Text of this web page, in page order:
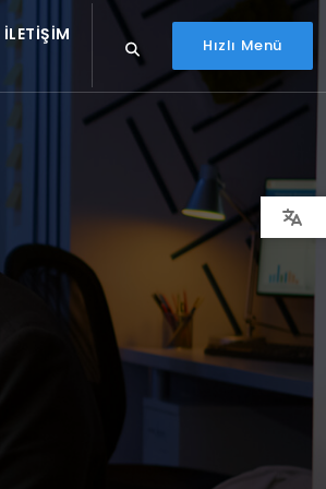
İLETIŞIM
Hızlı Menü